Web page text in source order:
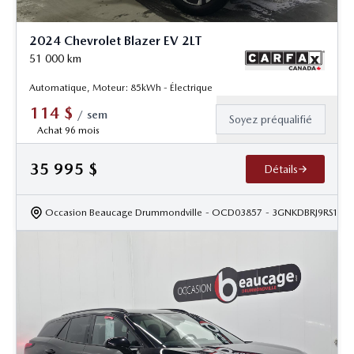
2024 Chevrolet Blazer EV 2LT
51 000 km
Automatique, Moteur: 85kWh - Électrique
114 $ / sem
Achat 96 mois
Soyez préqualifié
35 995 $ Détails
Occasion Beaucage Drummondville - OCD03857 -